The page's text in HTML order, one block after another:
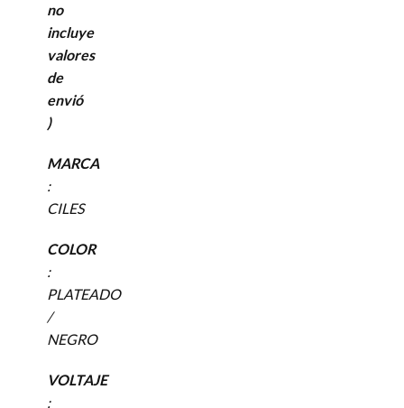
no
incluye
valores
de
envió
)
MARCA
:
CILES
COLOR
:
PLATEADO
/
NEGRO
VOLTAJE
: